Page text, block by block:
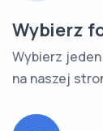
Wybierz
Wybierz
na naszej